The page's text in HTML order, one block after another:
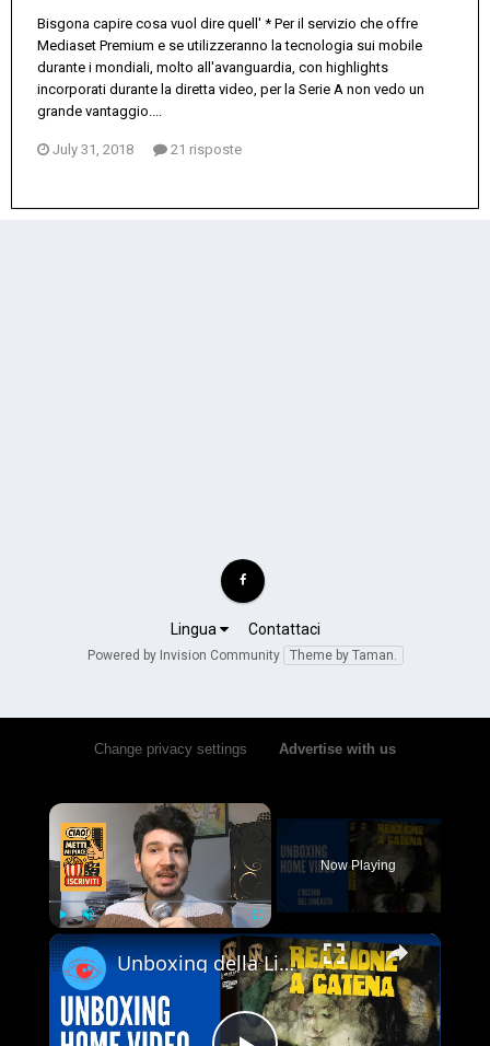
Bisgona capire cosa vuol dire quell' * Per il servizio che offre
Mediaset Premium e se utilizzeranno la tecnologia sui mobile
durante i mondiali, molto all'avanguardia, con highlights
incorporati durante la diretta video, per la Serie A non vedo un
grande vantaggio....
July 31, 2018 21 risposte
Lingua Contattaci
Powered by Invision Community Theme by Taman.
Change privacy settings Advertise with us
×
Play Unmute Fullscreen
Now Playing
×
Unboxing della Limited Edition 4K UHD + Blu-ray di Reazione a Catena - Vale la pena acquistarla?